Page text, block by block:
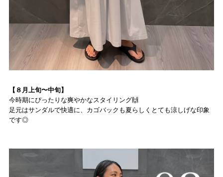
【８月上旬〜中旬】
今時期にぴったりな爽やかなスタイリング🙌
足元はサンダルで快適に、カゴバックも夏らしくとても涼しげな印象
です◎